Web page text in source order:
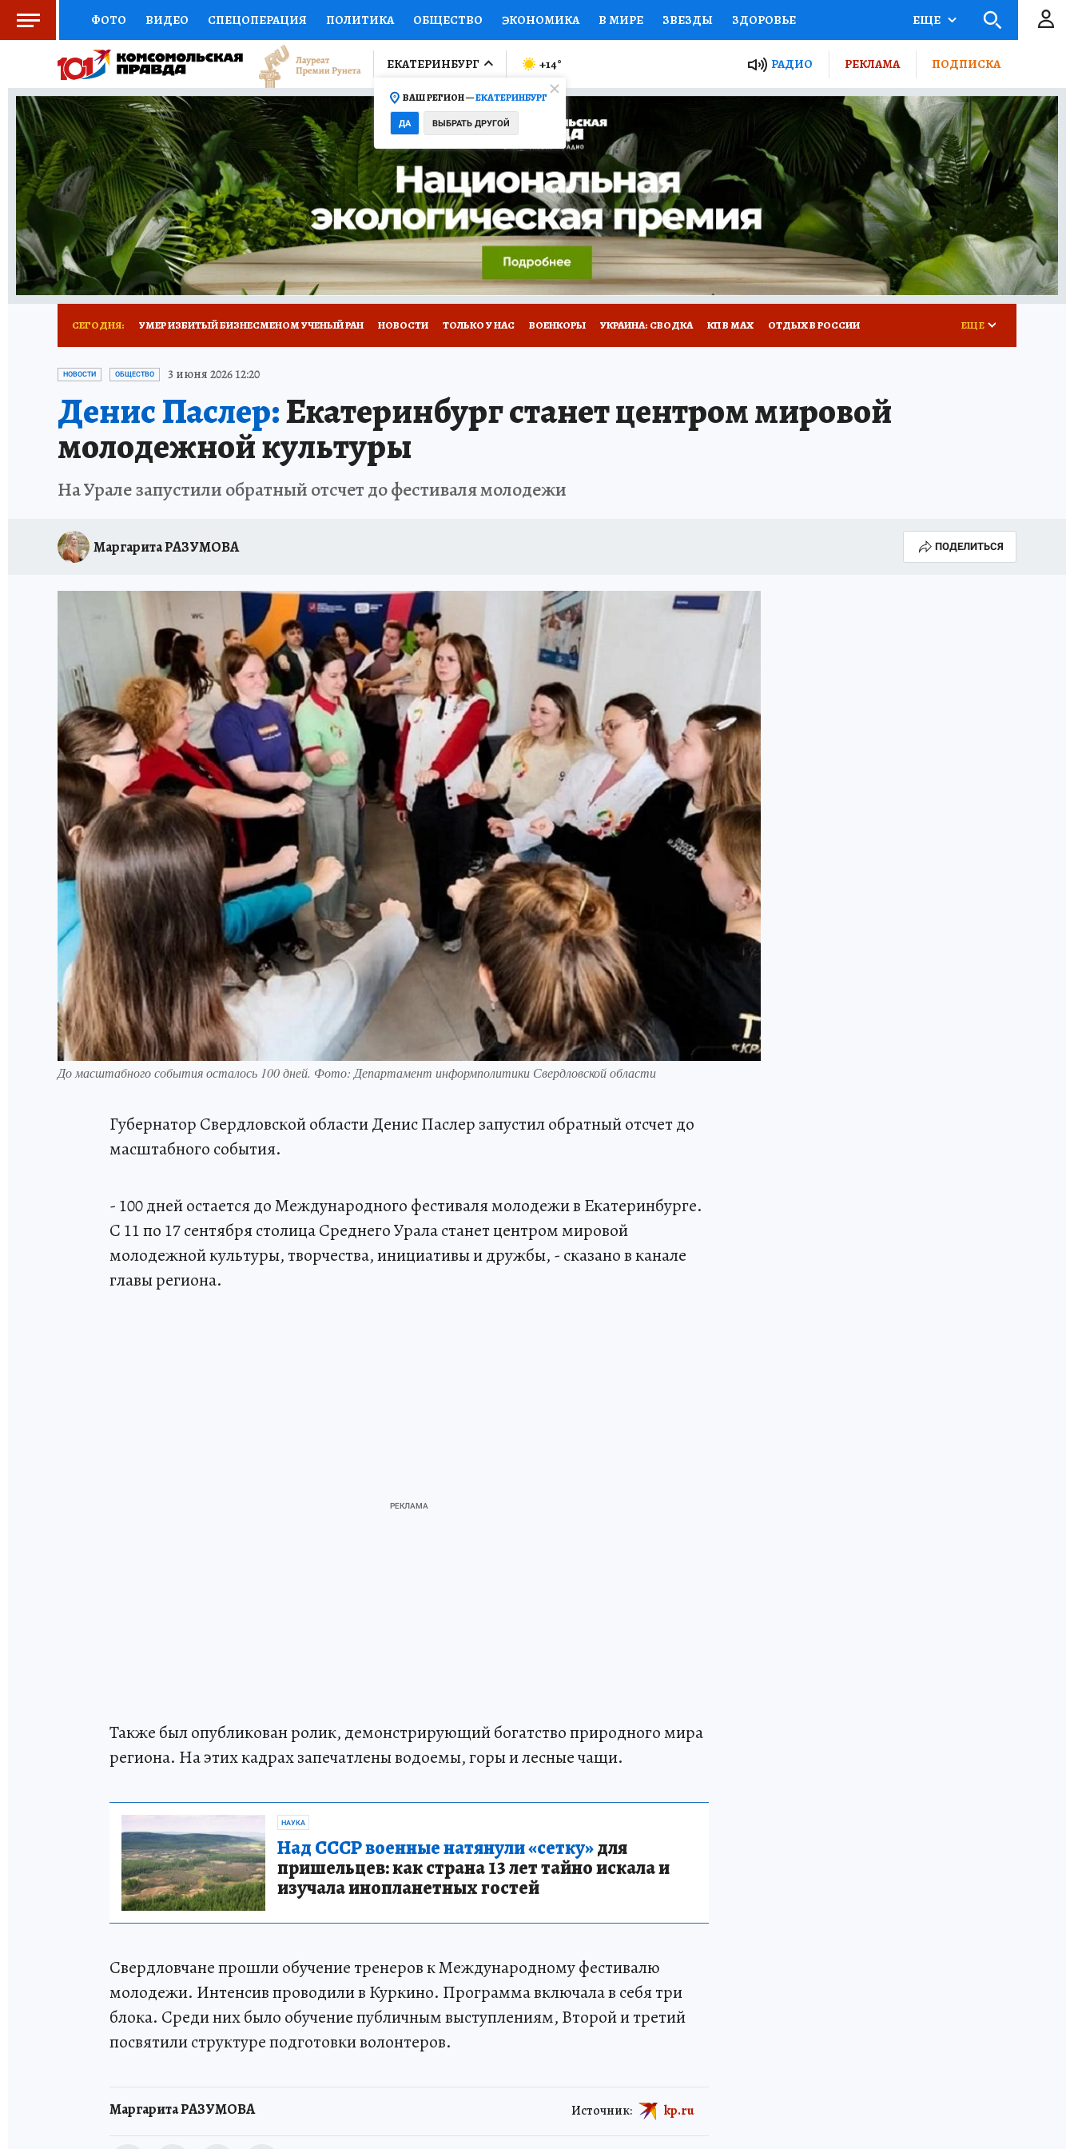
ФОТО ВИДЕО СПЕЦОПЕРАЦИЯ ПОЛИТИКА ОБЩЕСТВО ЭКОНОМИКА В МИРЕ ЗВЕЗДЫ ЗДОРОВЬЕ
СОЦПОДДЕРЖКА НАУКА СПОРТ КОЛУМНИСТЫ ПРОИСШЕСТВИЯ НАЦИОНАЛЬНЫЕ ПРОЕКТЫ РОССИИ
ВЫБОР ЭКСПЕРТОВ ДОКТОР ФИНАНСЫ ОТКРЫВАЕМ МИР Я ЗНАЮ СЕМЬЯ ЖЕНСКИЕ СЕКРЕТЫ ПУТЕВОДИТЕЛЬ
КНИЖНАЯ ПОЛКА ПРОГНОЗЫ НА СПОРТ ПРОМОКОДЫ СЕРИАЛЫ СПЕЦПРОЕКТЫ ДЕФИЦИТ ЖЕЛЕЗА ТУРИЗМ
ПРЕСС-ЦЕНТР НЕДВИЖИМОСТЬ ТЕЛЕВИЗОР КОЛЛЕКЦИИ КОНКУРСЫ РАБОТА У НАС ГИД ПОТРЕБИТЕЛЯ ВСЕ О КП
РАДИО КП ТЕСТЫ НОВОЕ НА САЙТЕ
ЕЩЕ
ЕКАТЕРИНБУРГ
ВАШ РЕГИОН —ЕКАТЕРИНБУРГ
ДА ВЫБРАТЬ ДРУГОЙ
+14° РАДИО РЕКЛАМА ПОДПИСКА
СЕГОДНЯ: УМЕР ИЗБИТЫЙ БИЗНЕСМЕНОМ УЧЕНЫЙ РАН НОВОСТИ ТОЛЬКО У НАС ВОЕНКОРЫ УКРАИНА: СВОДКА КП В МАХ ОТДЫХ В РОССИИ
ЗАПОВЕДНАЯ РОССИЯ
ЕЩЕ
НОВОСТИ ОБЩЕСТВО 3 июня 2026 12:20
Денис Паслер:Екатеринбург станет центром мировой
молодежной культуры
На Урале запустили обратный отсчет до фестиваля молодежи
Маргарита РАЗУМОВА ПОДЕЛИТЬСЯ
До масштабного события осталось 100 дней. Фото: Департамент информполитики Свердловской области
Губернатор Свердловской области Денис Паслер запустил обратный отсчет до
масштабного события.
- 100 дней остается до Международного фестиваля молодежи в Екатеринбурге.
С 11 по 17 сентября столица Среднего Урала станет центром мировой
молодежной культуры, творчества, инициативы и дружбы, - сказано в канале
главы региона.
Также был опубликован ролик, демонстрирующий богатство природного мира
региона. На этих кадрах запечатлены водоемы, горы и лесные чащи.
НАУКА
Над СССР военные натянули «сетку»для
пришельцев: как страна 13 лет тайно искала и
изучала инопланетных гостей
Свердловчане прошли обучение тренеров к Международному фестивалю
молодежи. Интенсив проводили в Куркино. Программа включала в себя три
блока. Среди них было обучение публичным выступлениям, Второй и третий
посвятили структуре подготовки волонтеров.
Маргарита РАЗУМОВА Источник: kp.ru